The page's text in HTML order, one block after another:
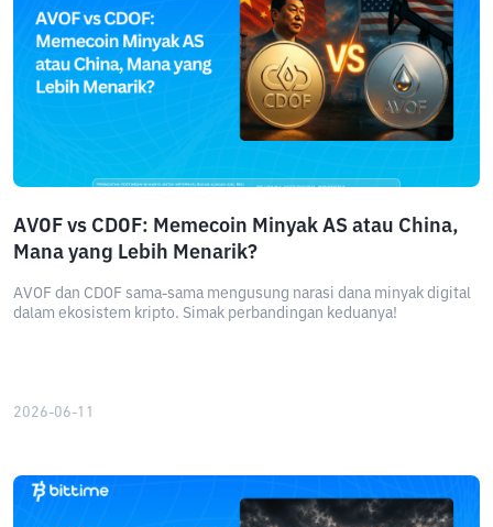
AVOF vs CDOF: Memecoin Minyak AS atau China,
Mana yang Lebih Menarik?
AVOF dan CDOF sama-sama mengusung narasi dana minyak digital
dalam ekosistem kripto. Simak perbandingan keduanya!
2026-06-11